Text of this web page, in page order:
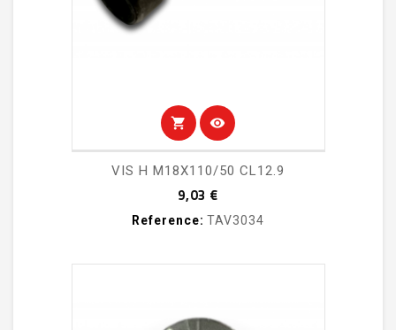
shopping_cart visibility
VIS H M18X110/50 CL12.9
9,03 €
Reference: TAV3034